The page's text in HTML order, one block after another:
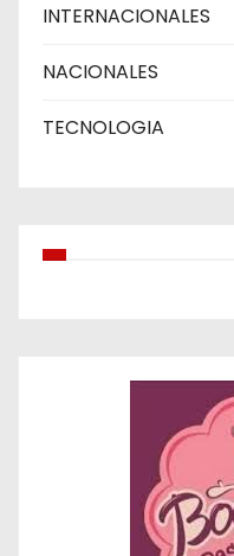
INTERNACIONALES
NACIONALES
TECNOLOGIA